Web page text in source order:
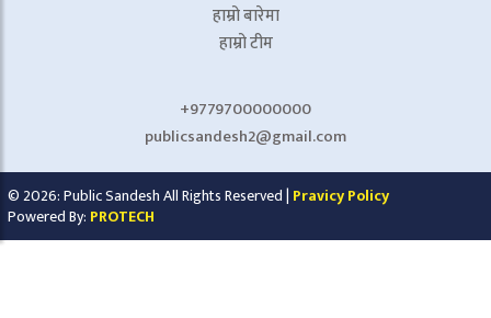
हाम्रो बारेमा
हाम्रो टीम
+9779700000000
publicsandesh2@gmail.com
© 2026: Public Sandesh All Rights Reserved | Pravicy Policy
Powered By: PROTECH